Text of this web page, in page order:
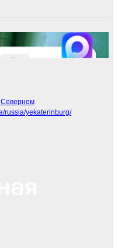
Северном
russia/yekaterinburg/